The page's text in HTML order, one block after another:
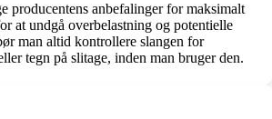
producentens anbefalinger for maksimalt
at undgå overbelastning og potentielle
man altid kontrollere slangen for
tegn på slitage, inden man bruger den.